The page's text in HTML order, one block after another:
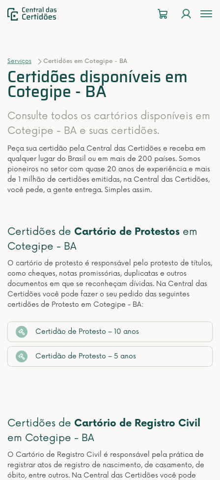
Serviços Certidões em Cotegipe - BA
Certidões disponíveis em
Cotegipe - BA
Consulte todos os cartórios disponíveis em
Cotegipe - BA e suas certidões.
Peça sua certidão pela Central das Certidões e receba em
qualquer lugar do Brasil ou em mais de 200 países. Somos
pioneiros no setor com quase 20 anos de experiência e mais
de 1 milhão de certidões emitidas, na Central das Certidões,
você pede, a gente entrega. Simples assim.
Certidões de Cartório de Protestos em
Cotegipe - BA
O cartório de protesto é responsável pelo protesto de títulos,
como cheques, notas promissórias, duplicatas e outros
documentos em que se reconheçam dívidas. Na Central das
Certidões você pode fazer o seu pedido das seguintes
certidões de Protesto em Cotegipe - BA:
Certidão de Protesto – 10 anos
Certidão de Protesto – 5 anos
Certidões de Cartório de Registro Civil
em Cotegipe - BA
O Cartório de Registro Civil é responsável pela prática de
registrar atos de registro de nascimento, de casamento, de
óbito, entre outros. Na Central das Certidões você pode